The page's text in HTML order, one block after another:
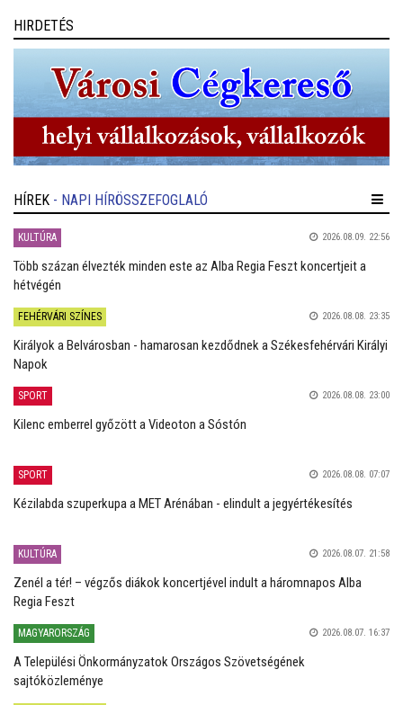
HIRDETÉS
HÍREK - NAPI HÍRÖSSZEFOGLALÓ
KULTÚRA 2026.08.09. 22:56
Több százan élvezték minden este az Alba Regia Feszt koncertjeit a
hétvégén
FEHÉRVÁRI SZÍNES 2026.08.08. 23:35
Királyok a Belvárosban - hamarosan kezdődnek a Székesfehérvári Királyi
Napok
SPORT 2026.08.08. 23:00
Kilenc emberrel győzött a Videoton a Sóstón
SPORT 2026.08.08. 07:07
Kézilabda szuperkupa a MET Arénában - elindult a jegyértékesítés
KULTÚRA 2026.08.07. 21:58
Zenél a tér! – végzős diákok koncertjével indult a háromnapos Alba
Regia Feszt
MAGYARORSZÁG 2026.08.07. 16:37
A Települési Önkormányzatok Országos Szövetségének
sajtóközleménye